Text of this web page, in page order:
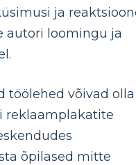
ja
autori loomingu ja
töölehed võivad olla
reklaamplakatite
õpilased mitte